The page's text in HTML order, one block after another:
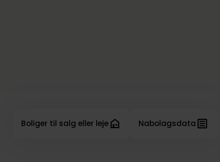
Boliger til salg eller leje Nabolagsdata